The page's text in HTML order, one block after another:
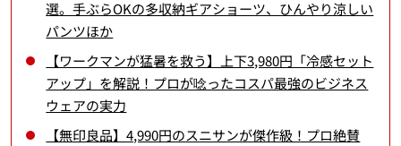
選。手ぶらOKの多収納ギアショーツ、ひんやり涼しい
パンツほか
【ワークマンが猛暑を救う】上下3,980円「冷感セット
アップ」を解説！プロが唸ったコスパ最強のビジネス
ウェアの実力
【無印良品】4,990円のスニサンが傑作級！プロ絶賛